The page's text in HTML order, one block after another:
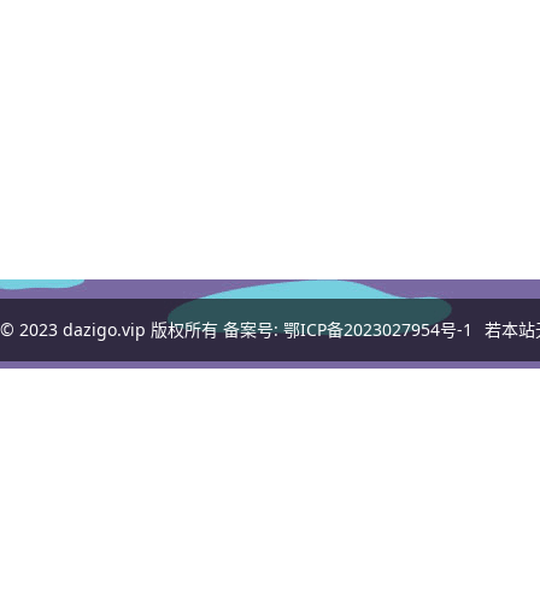
© 2023 dazigo.vip 版权所有 备案号:鄂ICP备2023027954号-1 若本